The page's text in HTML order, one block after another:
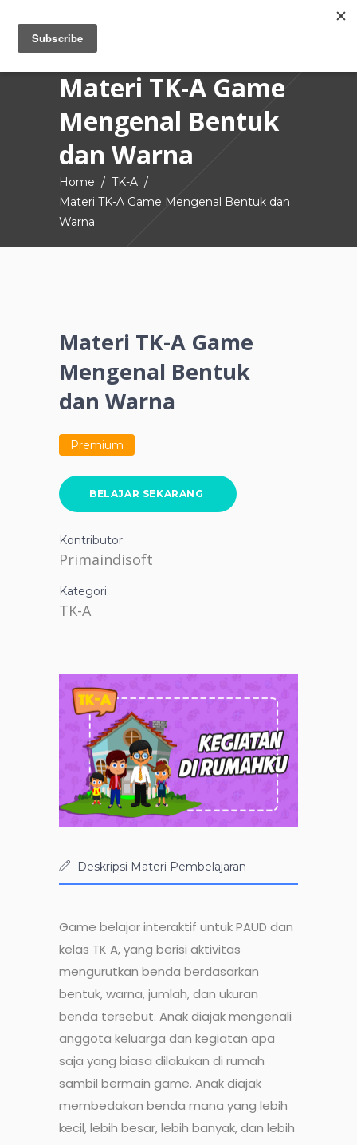
Materi TK-A Game
Mengenal Bentuk
dan Warna
Home / TK-A /
Materi TK-A Game Mengenal Bentuk dan
Warna
Materi TK-A Game
Mengenal Bentuk
dan Warna
Premium
BELAJAR SEKARANG
Kontributor:
Primaindisoft
Kategori:
TK-A
Deskripsi Materi Pembelajaran
Game belajar interaktif untuk PAUD dan
kelas TK A, yang berisi aktivitas
mengurutkan benda berdasarkan
bentuk, warna, jumlah, dan ukuran
benda tersebut. Anak diajak mengenali
anggota keluarga dan kegiatan apa
saja yang biasa dilakukan di rumah
sambil bermain game. Anak diajak
membedakan benda mana yang lebih
kecil, lebih besar, lebih banyak, dan lebih